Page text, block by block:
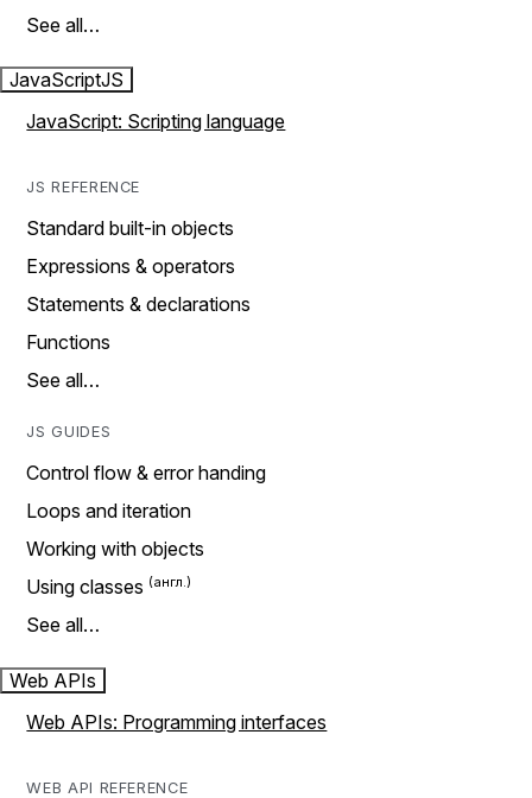
See all…
JavaScriptJS
JavaScript: Scripting language
JS REFERENCE
Standard built-in objects
Expressions & operators
Statements & declarations
Functions
See all…
JS GUIDES
Control flow & error handing
Loops and iteration
Working with objects
Using classes
See all…
Web APIs
Web APIs: Programming interfaces
WEB API REFERENCE